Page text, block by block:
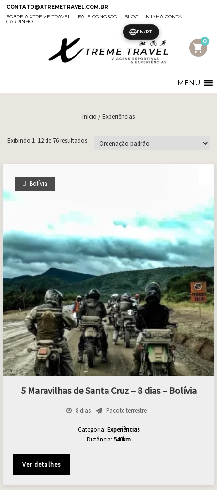
CONTATO@XTREMETRAVEL.COM.BR
SOBRE A XTREME TRAVEL
FALE CONOSCO BLOG MINHA CONTA
CARRINHO
shopping_cart
0
MENU
Início / Experiências
Exibindo 1–12 de 76 resultados
Bolívia
5 Maravilhas de Santa Cruz – 8 dias – Bolívia
8 dias Pacote terrestre
Categoria: Experiências
Distância: 540km
Ver detalhes
EN/PT